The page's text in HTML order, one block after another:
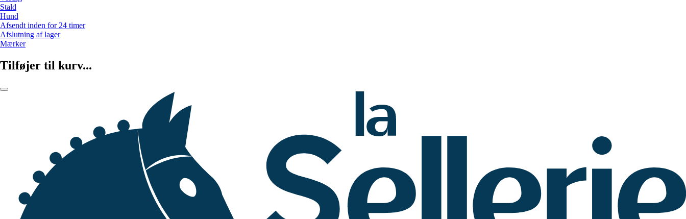
Stald
Hund
Afsendt inden for 24 timer
Afslutning af lager
Mærker
Tilføjer til kurv...